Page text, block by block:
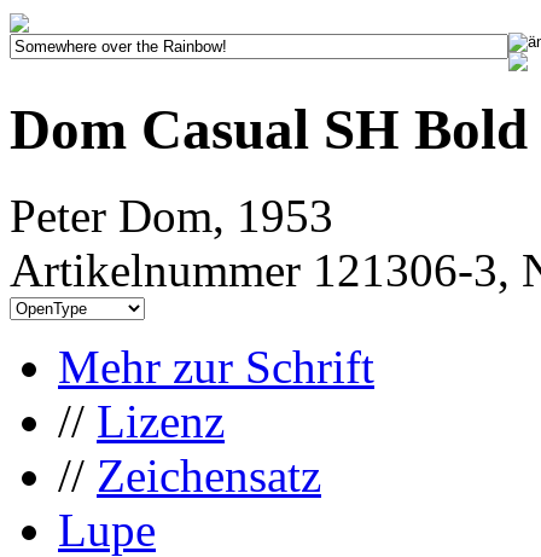
Dom Casual SH Bold
Peter Dom, 1953
Artikelnummer 121306-3,
Mehr zur Schrift
// Lizenz
// Zeichensatz
Lupe